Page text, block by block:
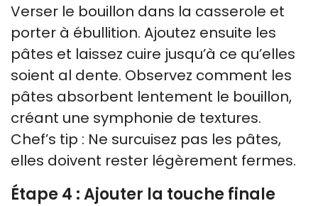
Verser le bouillon dans la casserole et
porter à ébullition. Ajoutez ensuite les
pâtes et laissez cuire jusqu’à ce qu’elles
soient al dente. Observez comment les
pâtes absorbent lentement le bouillon,
créant une symphonie de textures.
Chef’s tip : Ne surcuisez pas les pâtes,
elles doivent rester légèrement fermes.
Étape 4 : Ajouter la touche finale